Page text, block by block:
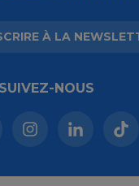
À LA
SUIVEZ-NOUS
(nouvelle
InstagramLinkedin